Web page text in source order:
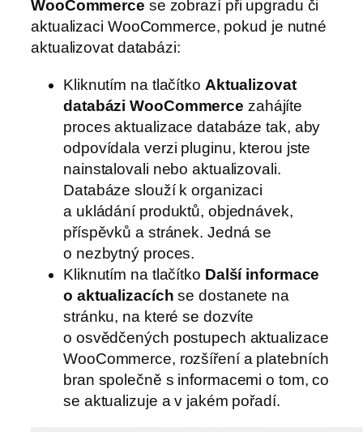
WooCommerce se zobrazí při upgradu či
aktualizaci WooCommerce, pokud je nutné
aktualizovat databázi:
Kliknutím na tlačítko Aktualizovat
databázi WooCommerce zahájíte
proces aktualizace databáze tak, aby
odpovídala verzi pluginu, kterou jste
nainstalovali nebo aktualizovali.
Databáze slouží k organizaci
a ukládání produktů, objednávek,
příspěvků a stránek. Jedná se
o nezbytný proces.
Kliknutím na tlačítko Další informace
o aktualizacích se dostanete na
stránku, na které se dozvíte
o osvědčených postupech aktualizace
WooCommerce, rozšíření a platebních
bran společně s informacemi o tom, co
se aktualizuje a v jakém pořadí.